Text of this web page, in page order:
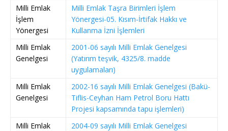
Milli Emlak
İşlem
Yönergesi
Milli Emlak Taşra Birimleri İşlem
Yönergesi-05. Kısım-İrtifak Hakkı ve
Kullanma İzni İşlemleri
Milli Emlak
Genelgesi
2001-06 sayılı Milli Emlak Genelgesi
(Yatırım teşvik, 4325/8. madde
uygulamaları)
Milli Emlak
Genelgesi
2002-16 sayılı Milli Emlak Genelgesi (Bakü-
Tiflis-Ceyhan Ham Petrol Boru Hattı
Projesi kapsamında tapu işlemleri)
Milli Emlak
2004-09 sayılı Milli Emlak Genelgesi